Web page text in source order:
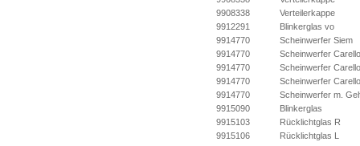
9908338
Verteilerkappe
9912291
Blinkerglas vo
9914770
Scheinwerfer Siem
9914770
Scheinwerfer Carello
9914770
Scheinwerfer Carello
9914770
Scheinwerfer Carello
9914770
Scheinwerfer m.
9915090
Blinkerglas
9915103
Rücklichtglas R
9915106
Rücklichtglas L